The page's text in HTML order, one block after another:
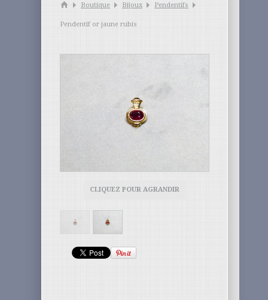
Boutique Bijoux Pendentifs
Pendentif or jaune rubis
CLIQUEZ POUR AGRANDIR